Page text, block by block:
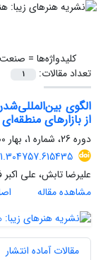
کلیدواژه‌ها = صنعت
تعداد مقالات:
1
الگوی
از بازارهای
دوره 26، شماره 1، بهار 1400، صفحه
علیرضا تابش، علی
مشاهده مقاله
مقالات آماده انتشار